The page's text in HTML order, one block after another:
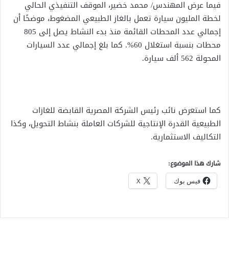
فيما عرض المهندس/ محمد خضير، الموقف التنفيذي الحالي
لخطة المليون سيارة تعمل بالغاز الطبيعي المضغوط، موضحًا أن
إجمالي عدد المحطات القائمة منذ بدء النشاط يصل إلى 805
محطات بنسبة استغلال 60%. كما بلغ إجمالي عدد السيارات
المحولة 562 ألف سيارة.
كما استعرض نائب رئيس الشركة المصرية القابضة للغازات
الطبيعية القدرة الإنتاجية للشركات العاملة بنشاط التحويل، وكذا
التكاليف الاستثمارية.
شارك هذا الموضوع:
فيس بوك X